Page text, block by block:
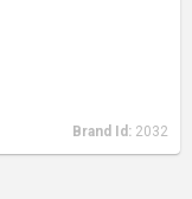
Brand Id: 2032